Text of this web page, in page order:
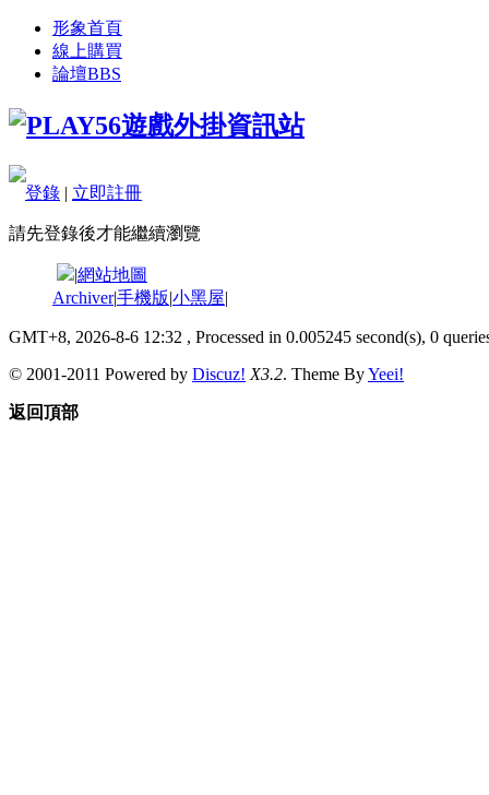
形象首頁
線上購買
論壇BBS
登錄 | 立即註冊
請先登錄後才能繼續瀏覽
|網站地圖
Archiver|手機版|小黑屋|
GMT+8, 2026-8-6 12:32 , Processed in 0.005245 second(s), 0
© 2001-2011 Powered by Discuz! X3.2. Theme ByYeei!
返回頂部